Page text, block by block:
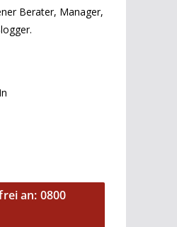
an: 0800